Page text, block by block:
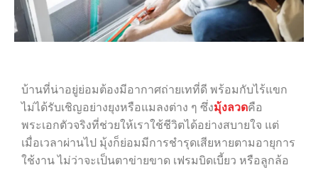
บ้านที่น่าอยู่ย่อมต้องมีอากาศถ่ายเทที่ดี พร้อมกับไร้แขก
ไม่ได้รับเชิญอย่างยุงหรือแมลงต่าง ๆ ซึ่งมุ้งลวดคือ
พระเอกตัวจริงที่ช่วยให้เราใช้ชีวิตได้อย่างสบายใจ แต่
เมื่อเวลาผ่านไป มุ้งก็ย่อมมีการชำรุดเสียหายตามอายุการ
ใช้งาน ไม่ว่าจะเป็นตาข่ายขาด เฟรมบิดเบี้ยว หรือลูกล้อ